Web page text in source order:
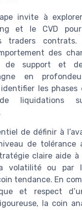
invite à
et le CVD
traders
des
de support et
en
les
liquidations
de définir à
de tolérance
claire aide à
volatilité ou par
tendance. En
et respect
la coin